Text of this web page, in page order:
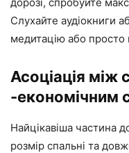
Слухайте аудіокниги
медитацію або просто
Асоціація між
-економічним
Найцікавіша частина
розмір спальні та